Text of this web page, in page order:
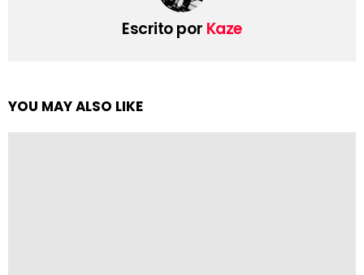
Escrito por Kaze
YOU MAY ALSO LIKE